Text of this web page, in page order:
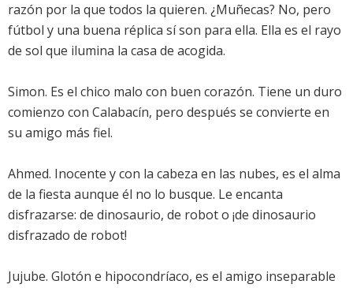
razón por la que todos la quieren. ¿Muñecas? No, pero
fútbol y una buena réplica sí son para ella. Ella es el rayo
de sol que ilumina la casa de acogida.
Simon. Es el chico malo con buen corazón. Tiene un duro
comienzo con Calabacín, pero después se convierte en
su amigo más fiel.
Ahmed. Inocente y con la cabeza en las nubes, es el alma
de la fiesta aunque él no lo busque. Le encanta
disfrazarse: de dinosaurio, de robot o ¡de dinosaurio
disfrazado de robot!
Jujube. Glotón e hipocondríaco, es el amigo inseparable